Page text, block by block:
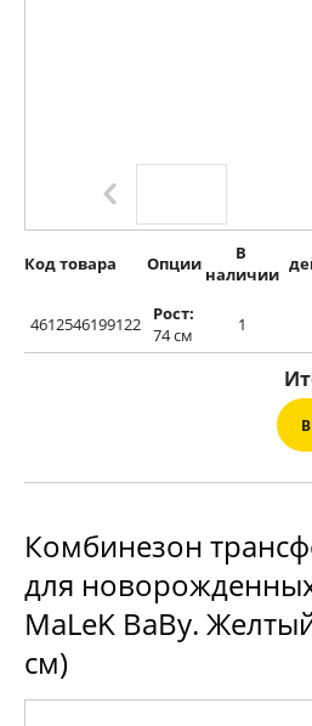
Код товара Опции
В
наличии
4612546199122
Рост:
74 см
1
Комбинезон
для
MaLeK BaBy.
см)